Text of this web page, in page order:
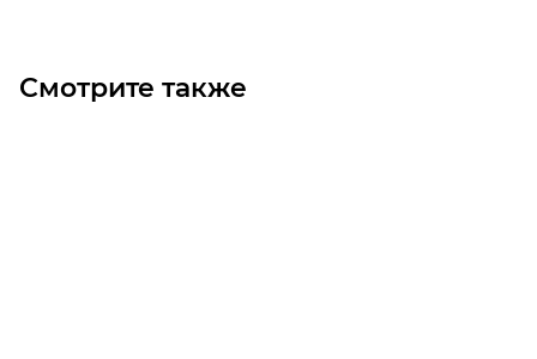
Смотрите также